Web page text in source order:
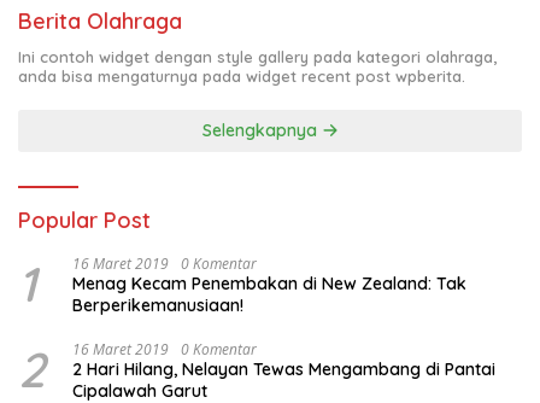
Berita Olahraga
Ini contoh widget dengan style gallery pada kategori olahraga,
anda bisa mengaturnya pada widget recent post wpberita.
Selengkapnya
Popular Post
1 16 Maret 2019 0 Komentar
Menag Kecam Penembakan di New Zealand: Tak
Berperikemanusiaan!
2 16 Maret 2019 0 Komentar
2 Hari Hilang, Nelayan Tewas Mengambang di Pantai
Cipalawah Garut